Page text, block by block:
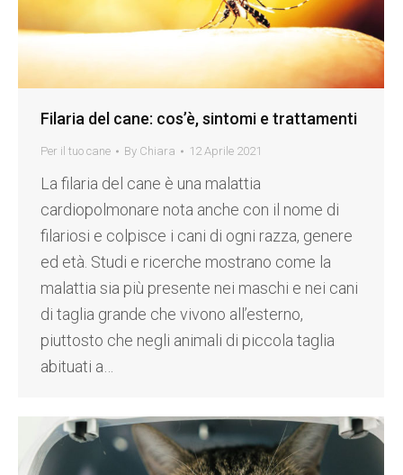
Filaria del cane: cos’è, sintomi e trattamenti
Per il tuo cane By Chiara 12 Aprile 2021
La filaria del cane è una malattia
cardiopolmonare nota anche con il nome di
filariosi e colpisce i cani di ogni razza, genere
ed età. Studi e ricerche mostrano come la
malattia sia più presente nei maschi e nei cani
di taglia grande che vivono all’esterno,
piuttosto che negli animali di piccola taglia
abituati a…